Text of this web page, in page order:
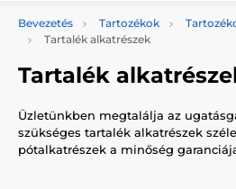
Bevezetés Tartozékok
Tartalék alkatrészek
Tartalék
Üzletünkben megtalálja az
szükséges tartalék alkatrészek
pótalkatrészek a minőség